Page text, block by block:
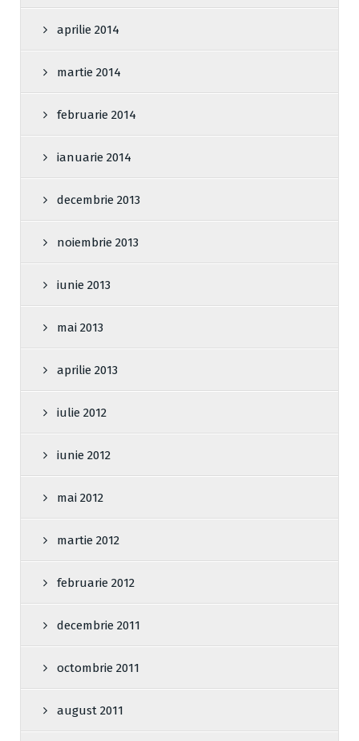
aprilie 2014
martie 2014
februarie 2014
ianuarie 2014
decembrie 2013
noiembrie 2013
iunie 2013
mai 2013
aprilie 2013
iulie 2012
iunie 2012
mai 2012
martie 2012
februarie 2012
decembrie 2011
octombrie 2011
august 2011